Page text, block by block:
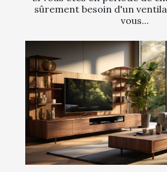
sûrement besoin d'un
vous...